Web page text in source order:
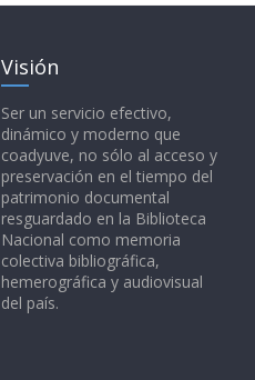
Visión
Ser un servicio efectivo,
dinámico y moderno que
coadyuve, no sólo al acceso y
preservación en el tiempo del
patrimonio documental
resguardado en la Biblioteca
Nacional como memoria
colectiva bibliográfica,
hemerográfica y audiovisual
del país.